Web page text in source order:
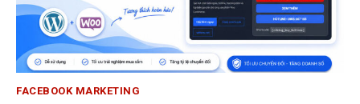
FACEBOOK MARKETING